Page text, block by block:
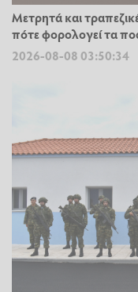
Μετρητά και
πότε φορολογεί τα
2026-08-08 03:50:34